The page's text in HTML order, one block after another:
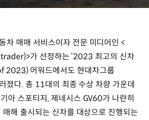
차 매매 서비스이자 전문 미디어인 <
가 선정하는 ‘2023 최고의 신차
2023) 어워드에서도 현대차그룹
졌다. 총 11대의 최종 수상 차량 가운데
아 스포티지, 제네시스 GV60가 나란히
해 출시되는 신차를 대상으로 진행되는